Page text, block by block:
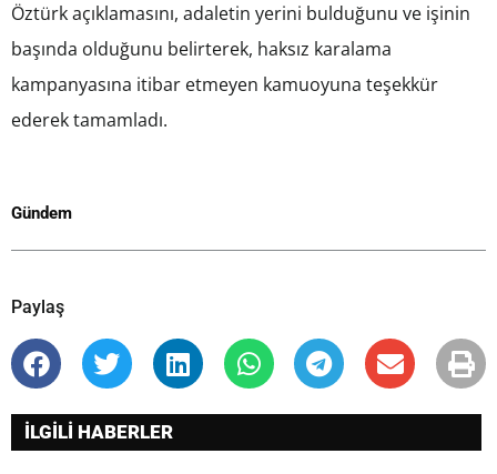
Öztürk açıklamasını, adaletin yerini bulduğunu ve işinin
başında olduğunu belirterek, haksız karalama
kampanyasına itibar etmeyen kamuoyuna teşekkür
ederek tamamladı.
Gündem
Paylaş
İLGİLİ HABERLER